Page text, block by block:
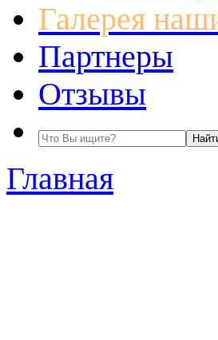
Галерея
Партнеры
Отзывы
Главная